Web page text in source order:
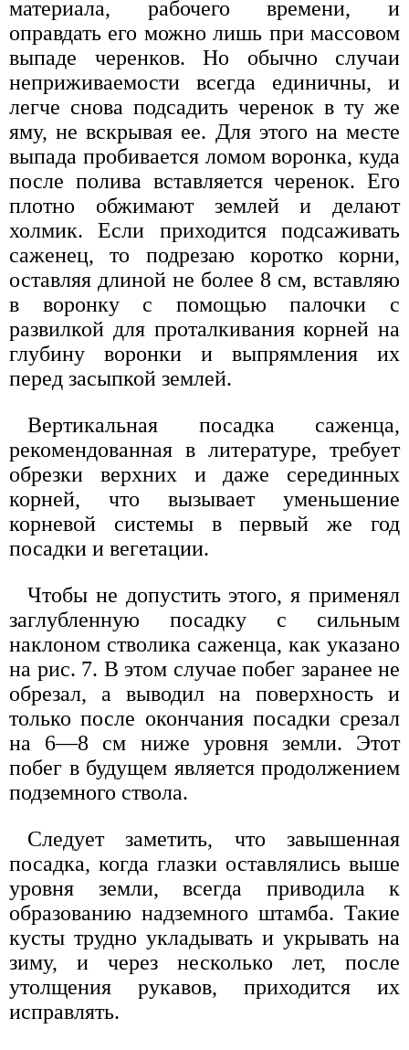
материала, рабочего времени, и
оправдать его можно лишь при массовом
выпаде черенков. Но обычно случаи
неприживаемости всегда единичны, и
легче снова подсадить черенок в ту же
яму, не вскрывая ее. Для этого на месте
выпада пробивается ломом воронка, куда
после полива вставляется черенок. Его
плотно обжимают землей и делают
холмик. Если приходится подсаживать
саженец, то подрезаю коротко корни,
оставляя длиной не более 8 см, вставляю
в воронку с помощью палочки с
развилкой для проталкивания корней на
глубину воронки и выпрямления их
перед засыпкой землей.
Вертикальная посадка саженца,
рекомендованная в литературе, требует
обрезки верхних и даже серединных
корней, что вызывает уменьшение
корневой системы в первый же год
посадки и вегетации.
Чтобы не допустить этого, я применял
заглубленную посадку с сильным
наклоном стволика саженца, как указано
на рис. 7. В этом случае побег заранее не
обрезал, а выводил на поверхность и
только после окончания посадки срезал
на 6—8 см ниже уровня земли. Этот
побег в будущем является продолжением
подземного ствола.
Следует заметить, что завышенная
посадка, когда глазки оставлялись выше
уровня земли, всегда приводила к
образованию надземного штамба. Такие
кусты трудно укладывать и укрывать на
зиму, и через несколько лет, после
утолщения рукавов, приходится их
исправлять.